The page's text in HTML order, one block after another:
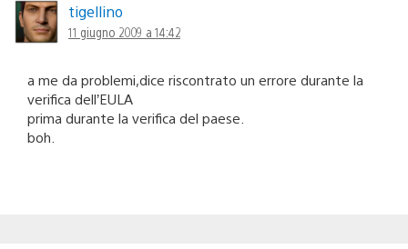
tigellino
11 giugno 2009 a 14:42
a me da problemi,dice riscontrato un errore durante la
verifica dell’EULA
prima durante la verifica del paese.
boh.